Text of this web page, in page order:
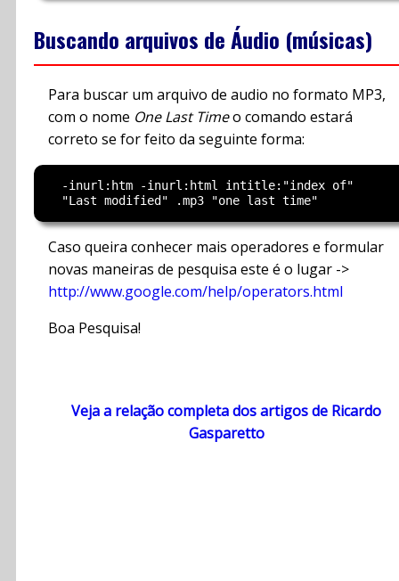
Buscando arquivos de Áudio (músicas)
Para buscar um arquivo de audio no formato MP3,
com o nome One Last Timeo comando estará
correto se for feito da seguinte forma:
  -inurl:htm -inurl:html intitle:"index of"
Caso queira conhecer mais operadores e formular
novas maneiras de pesquisa este é o lugar ->
http://www.google.com/help/operators.html
Boa Pesquisa!
Veja a relação completa dos artigos de Ricardo
Gasparetto